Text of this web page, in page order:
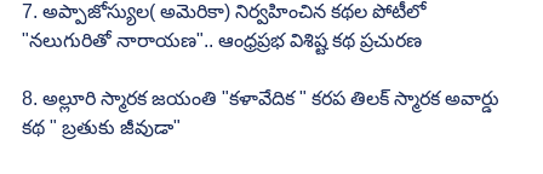
7. అప్పాజోస్యుల( అమెరికా) నిర్వహించిన కథల పోటీలో
"నలుగురితో నారాయణ".. ఆంధ్రప్రభ విశిష్ట కథ ప్రచురణ
8. అల్లూరి స్మారక జయంతి "కళావేదిక " కరప తిలక్ స్మారక అవార్డు
కథ " బ్రతుకు జీవుడా"